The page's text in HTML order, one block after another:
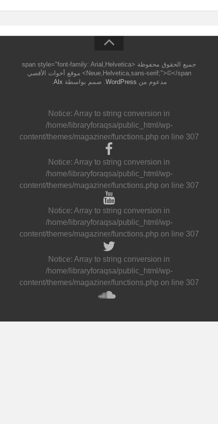
جميع الحقوق محفوظة <span style="font-family: Arial,Helvetica
Neue,Helvetica,sans-serif;">©</span> موقع أخوات الأقصي
مدعوم من WordPress. صمم بواسطة Alx
.
Notice: Array to string conversion in
/home/libraryforaqsa/public_html/wp-
content/themes/magaziner/functions.php on line 307
Notice: Array to string conversion in
/home/libraryforaqsa/public_html/wp-
content/themes/magaziner/functions.php on line 307
Notice: Array to string conversion in
/home/libraryforaqsa/public_html/wp-
content/themes/magaziner/functions.php on line 307
Notice: Array to string conversion in
/home/libraryforaqsa/public_html/wp-
content/themes/magaziner/functions.php on line 307